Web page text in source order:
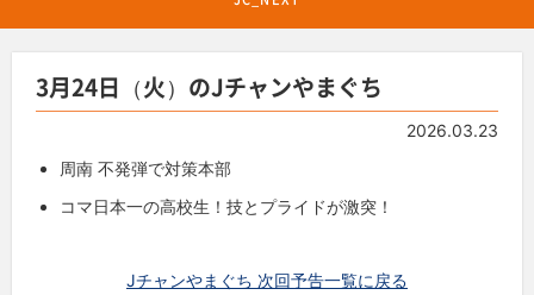
3月24日（火）のJチャンやまぐち
2026.03.23
周南 不発弾で対策本部
コマ日本一の高校生！技とプライドが激突！
Jチャンやまぐち 次回予告一覧に戻る